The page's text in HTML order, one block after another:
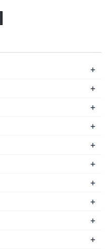
+
+
+
+
+
+
+
+
+
+